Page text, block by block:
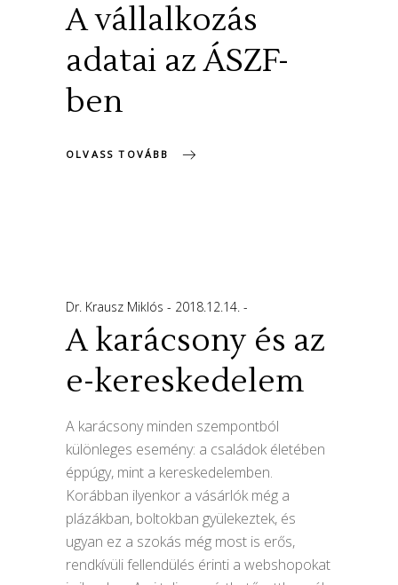
A vállalkozás
adatai az ÁSZF-
ben
OLVASS TOVÁBB
Dr. Krausz Miklós 2018.12.14.
A karácsony és az
e-kereskedelem
A karácsony minden szempontból
különleges esemény: a családok életében
éppúgy, mint a kereskedelemben.
Korábban ilyenkor a vásárlók még a
plázákban, boltokban gyülekeztek, és
ugyan ez a szokás még most is erős,
rendkívüli fellendülés érinti a webshopokat